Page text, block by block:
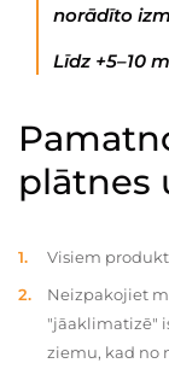
norādīto
Līdz +5–10
plātnes
Visiem
Neizpakojiet
"jāaklimatizē"
ziemu, kad no